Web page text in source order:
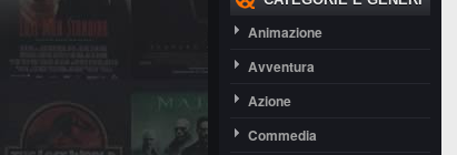
Animazione
Avventura
Azione
Commedia